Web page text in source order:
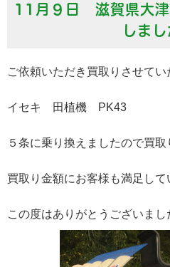
11月９日 滋賀県大津
しまし
ご依頼いただき買取りさせてい
イセキ 田植機 PK43
５条に乗り換えましたので買取
買取り金額にお客様も満足して
この度はありがとうございまし